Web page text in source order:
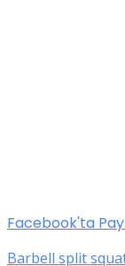
Facebook'ta
Barbell split